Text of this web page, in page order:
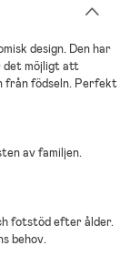
design. Den har
det möjligt att
från födseln. Perfekt
av familjen.
fotstöd efter ålder.
behov.